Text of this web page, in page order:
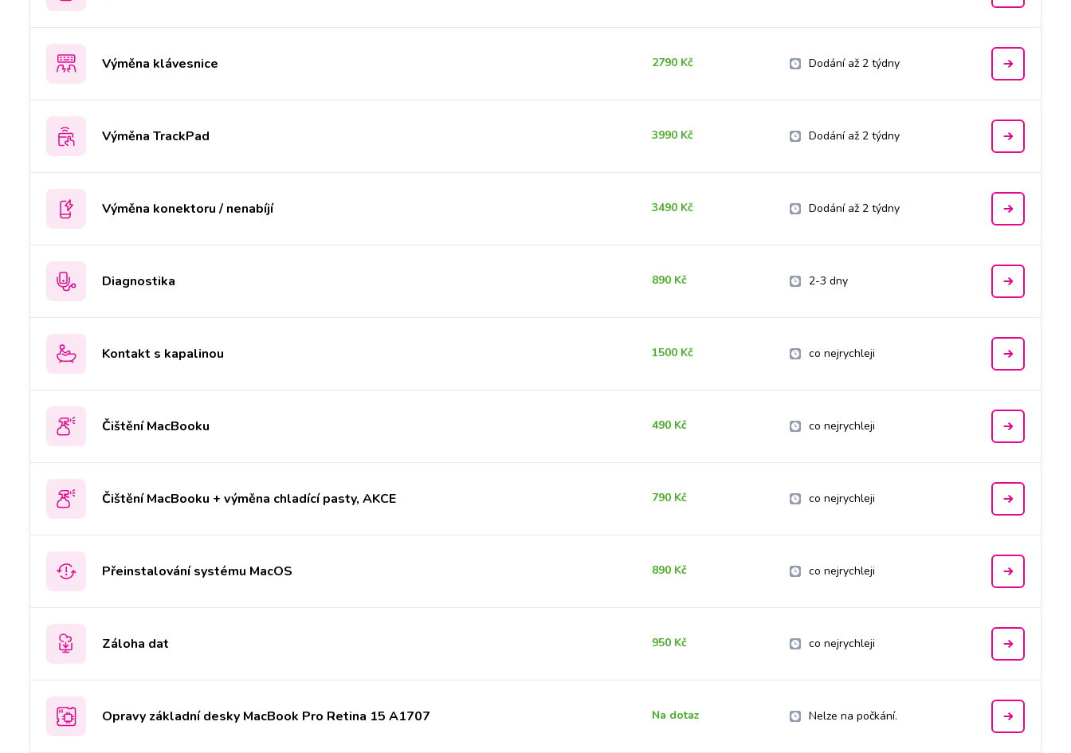
Výměna klávesnice 2790 Kč Dodání až 2 týdny
Výměna TrackPad 3990 Kč Dodání až 2 týdny
Výměna konektoru / nenabíjí 3490 Kč Dodání až 2 týdny
Diagnostika 890 Kč 2-3 dny
Kontakt s kapalinou 1500 Kč co nejrychleji
Čištění MacBooku 490 Kč co nejrychleji
Čištění MacBooku + výměna chladící pasty, AKCE 790 Kč co nejrychleji
Přeinstalování systému MacOS 890 Kč co nejrychleji
Záloha dat 950 Kč co nejrychleji
Opravy základní desky MacBook Pro Retina 15 A1707 Na dotaz Nelze na počkání.